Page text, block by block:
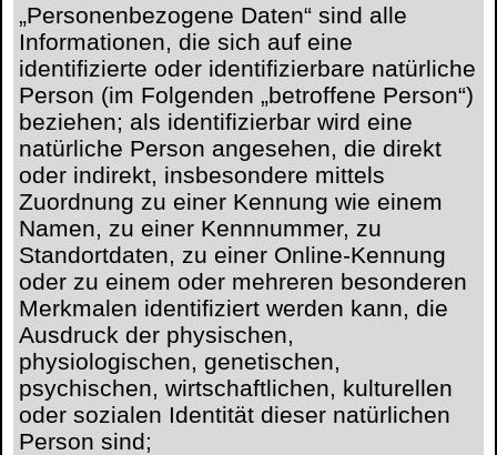
„Personenbezogene Daten“ sind alle
Informationen, die sich auf eine
identifizierte oder identifizierbare natürliche
Person (im Folgenden „betroffene Person“)
beziehen; als identifizierbar wird eine
natürliche Person angesehen, die direkt
oder indirekt, insbesondere mittels
Zuordnung zu einer Kennung wie einem
Namen, zu einer Kennnummer, zu
Standortdaten, zu einer Online-Kennung
oder zu einem oder mehreren besonderen
Merkmalen identifiziert werden kann, die
Ausdruck der physischen,
physiologischen, genetischen,
psychischen, wirtschaftlichen, kulturellen
oder sozialen Identität dieser natürlichen
Person sind;